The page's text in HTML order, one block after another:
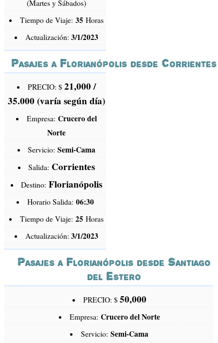
(Martes y Sábados)
Tiempo de Viaje: 35Horas
Actualización: 3/1/2023
Pasajes a Florianópolis desde Corrientes
PRECIO: $ 21,000 /
35.000 (varía según día)
Empresa: Crucero del
Norte
Servicio:Semi-Cama
Salida: Corrientes
Destino:Florianópolis
Horario Salida: 06:30
Tiempo de Viaje: 25Horas
Actualización: 3/1/2023
Pasajes a Florianópolis desde Santiago
del Estero
PRECIO: $ 50,000
Empresa: Crucero del Norte
Servicio: Semi-Cama